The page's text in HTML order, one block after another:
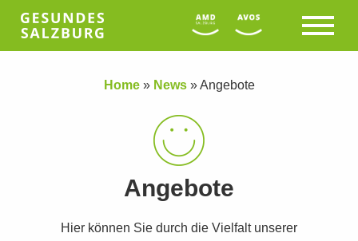
Home» News»Angebote
Angebote
Hier können Sie durch die Vielfalt unserer